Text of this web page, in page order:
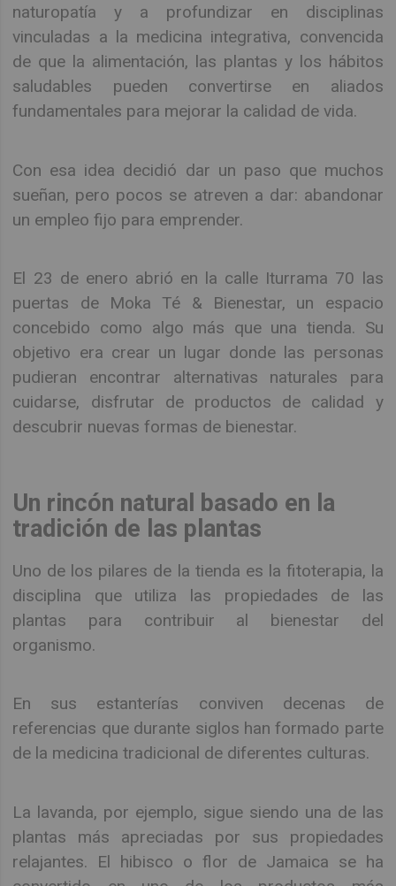
naturopatía y a profundizar en disciplinas
vinculadas a la medicina integrativa, convencida
de que la alimentación, las plantas y los hábitos
saludables pueden convertirse en aliados
fundamentales para mejorar la calidad de vida.
Con esa idea decidió dar un paso que muchos
sueñan, pero pocos se atreven a dar: abandonar
un empleo fijo para emprender.
El 23 de enero abrió en la calle Iturrama 70 las
puertas de Moka Té & Bienestar, un espacio
concebido como algo más que una tienda. Su
objetivo era crear un lugar donde las personas
pudieran encontrar alternativas naturales para
cuidarse, disfrutar de productos de calidad y
descubrir nuevas formas de bienestar.
Un rincón natural basado en la
tradición de las plantas
Uno de los pilares de la tienda es la fitoterapia, la
disciplina que utiliza las propiedades de las
plantas para contribuir al bienestar del
organismo.
En sus estanterías conviven decenas de
referencias que durante siglos han formado parte
de la medicina tradicional de diferentes culturas.
La lavanda, por ejemplo, sigue siendo una de las
plantas más apreciadas por sus propiedades
relajantes. El hibisco o flor de Jamaica se ha